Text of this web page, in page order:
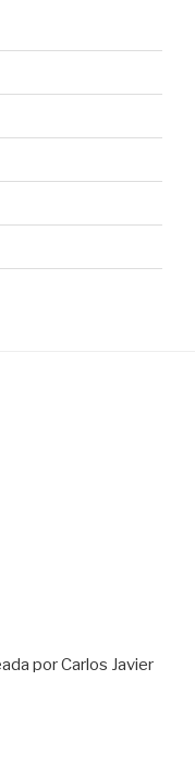
por Carlos Javier